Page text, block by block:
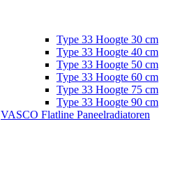
Type 33 Hoogte 30 cm
Type 33 Hoogte 40 cm
Type 33 Hoogte 50 cm
Type 33 Hoogte 60 cm
Type 33 Hoogte 75 cm
Type 33 Hoogte 90 cm
VASCO Flatline Paneelradiatoren